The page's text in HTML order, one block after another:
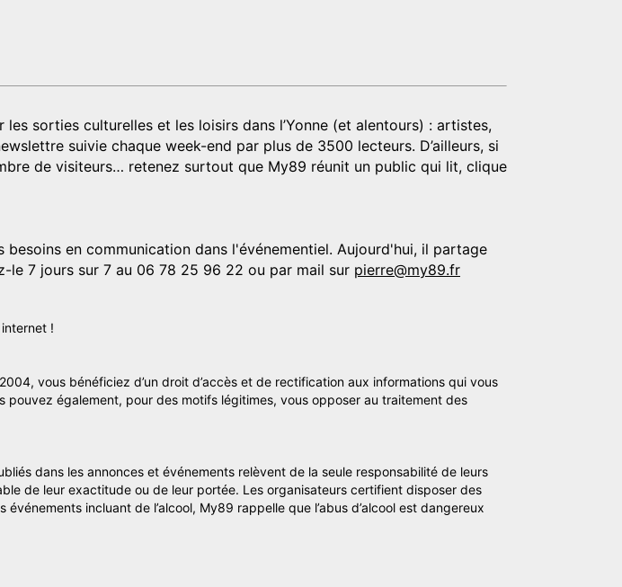
sorties culturelles et les loisirs dans l’Yonne (et alentours) : artistes,
suivie chaque week-end par plus de 3500 lecteurs. D’ailleurs, si
de visiteurs… retenez surtout que My89 réunit un public qui lit, clique
en communication dans l'événementiel. Aujourd'hui, il partage
7 jours sur 7 au 06 78 25 96 22 ou par mail sur pierre@my89.fr
!
vous bénéficiez d’un droit d’accès et de rectification aux informations qui vous
pouvez également, pour des motifs légitimes, vous opposer au traitement des
dans les annonces et événements relèvent de la seule responsabilité de leurs
de leur exactitude ou de leur portée. Les organisateurs certifient disposer des
incluant de l’alcool, My89 rappelle que l’abus d’alcool est dangereux